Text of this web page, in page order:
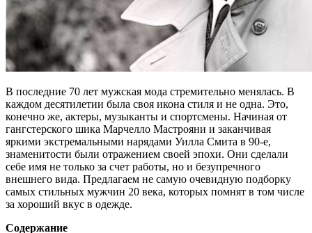
В последние 70 лет мужская мода стремительно менялась. В
каждом десятилетии была своя икона стиля и не одна. Это,
конечно же, актеры, музыканты и спортсмены. Начиная от
гангстерского шика Марчелло Мастрояни и заканчивая
яркими экстремальными нарядами Уилла Смита в 90-е,
знаменитости были отражением своей эпохи. Они сделали
себе имя не только за счет работы, но и безупречного
внешнего вида. Предлагаем не самую очевидную подборку
самых стильных мужчин 20 века, которых помнят в том числе
за хороший вкус в одежде.
Содержание